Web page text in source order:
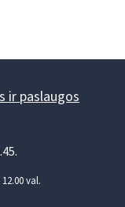
ir paslaugos
val.